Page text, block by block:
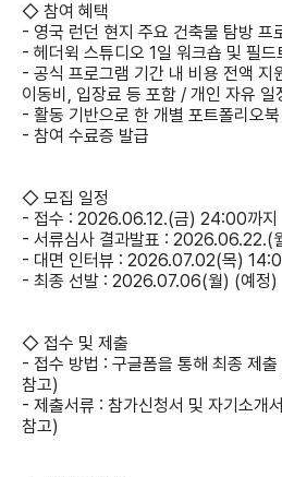
◇ 참여 혜택
- 영국 런던 현지 주요 건축물 탐방 프
- 헤더윅 스튜디오 1일 워크숍 및 필드
- 공식 프로그램 기간 내 비용 전액 지
이동비, 입장료 등 포함 / 개인 자유 일
- 활동 기반으로 한 개별 포트폴리오
- 참여 수료증 발급
◇ 모집 일정
- 접수 : 2026.06.12.(금) 24:00까지
- 서류심사 결과발표 : 2026.06.22.(
- 대면 인터뷰 : 2026.07.02(목)
- 최종 선발 : 2026.07.06(월) (예정)
◇ 접수 및 제출
- 접수 방법 : 구글폼을 통해 최종 제출
참고)
- 제출서류 : 참가신청서 및 자기소개
참고)